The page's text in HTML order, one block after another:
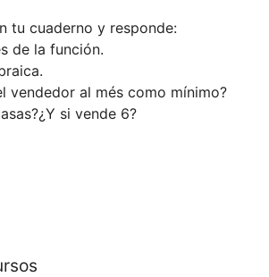
tu cuaderno y responde:
de la función.
vendedor al més como mínimo?
si vende 6?